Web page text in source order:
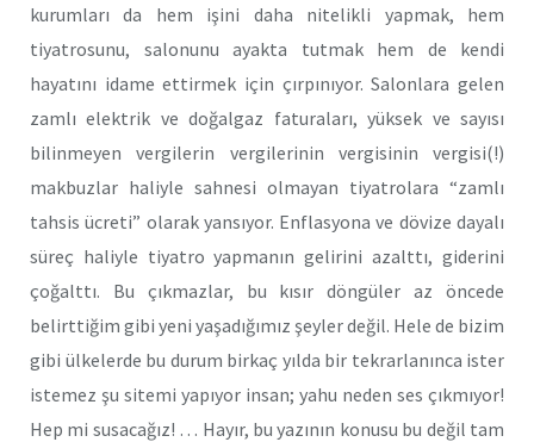
kurumları da hem işini daha nitelikli yapmak, hem
tiyatrosunu, salonunu ayakta tutmak hem de kendi
hayatını idame ettirmek için çırpınıyor. Salonlara gelen
zamlı elektrik ve doğalgaz faturaları, yüksek ve sayısı
bilinmeyen vergilerin vergilerinin vergisinin vergisi(!)
makbuzlar haliyle sahnesi olmayan tiyatrolara “zamlı
tahsis ücreti” olarak yansıyor. Enflasyona ve dövize dayalı
süreç haliyle tiyatro yapmanın gelirini azalttı, giderini
çoğalttı. Bu çıkmazlar, bu kısır döngüler az öncede
belirttiğim gibi yeni yaşadığımız şeyler değil. Hele de bizim
gibi ülkelerde bu durum birkaç yılda bir tekrarlanınca ister
istemez şu sitemi yapıyor insan; yahu neden ses çıkmıyor!
Hep mi susacağız! … Hayır, bu yazının konusu bu değil tam